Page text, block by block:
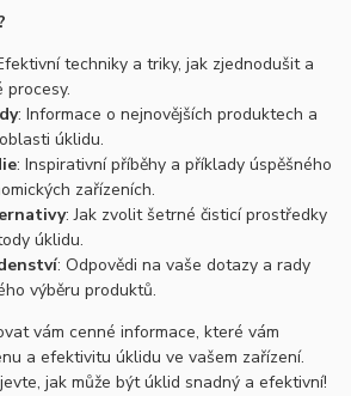
techniky a triky, jak zjednodušit a
procesy.
: Informace o nejnovějších produktech a
úklidu.
: Inspirativní příběhy a příklady úspěšného
zařízeních.
: Jak zvolit šetrné čisticí prostředky
úklidu.
: Odpovědi na vaše dotazy a rady
výběru produktů.
vám cenné informace, které vám
a efektivitu úklidu ve vašem zařízení.
jak může být úklid snadný a efektivní!